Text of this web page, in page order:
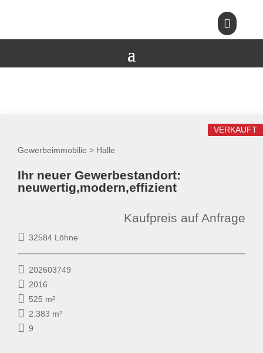

Gewerbeimmobilie > Halle
VERKAUFT
Ihr neuer Gewerbestandort:
neuwertig,modern,effizient
32584 Löhne
Kaufpreis auf Anfrage
202603749
2016
525 m²
2.383 m²
9